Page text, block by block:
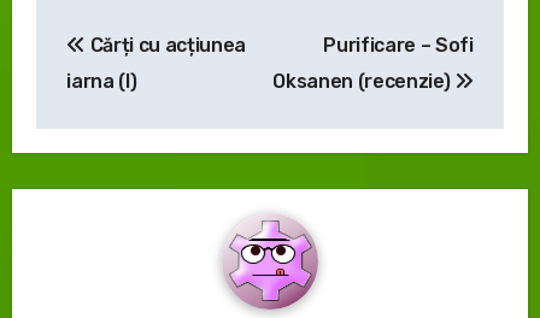
în
Cărți cu acțiunea
iarna (I)
Purificare – Sofi
Oksanen (recenzie)